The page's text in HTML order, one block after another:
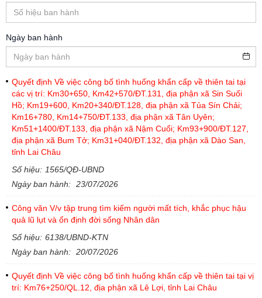
Ngày ban hành
Quyết định Về việc công bố tình huống khẩn cấp về thiên tai tại
các vị trí: Km30+650, Km42+570/ĐT.131, địa phận xã Sin Suối
Hồ; Km19+600, Km20+340/ĐT.128, địa phận xã Tủa Sín Chải;
Km16+780, Km14+750/ĐT.133, địa phận xã Tân Uyên;
Km51+1400/ĐT.133, địa phận xã Nậm Cuổi; Km93+900/ĐT.127,
địa phận xã Bum Tở; Km31+040/ĐT.132, địa phận xã Dào San,
tỉnh Lai Châu
Số hiệu: 1565/QĐ-UBND
Ngày ban hành: 23/07/2026
Công văn V/v tập trung tìm kiếm người mất tích, khắc phục hậu
quả lũ lụt và ổn định đời sống Nhân dân
Số hiệu: 6138/UBND-KTN
Ngày ban hành: 20/07/2026
Quyết định Về việc công bố tình huống khẩn cấp về thiên tai tại vị
trí: Km76+250/QL.12, địa phận xã Lê Lợi, tỉnh Lai Châu